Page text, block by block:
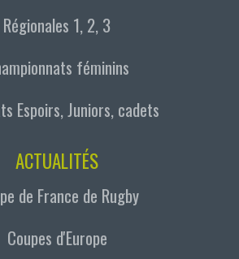
Régionales 1, 2, 3
féminins
Espoirs, Juniors, cadets
ACTUALITÉS
de France de Rugby
Coupes d'Europe